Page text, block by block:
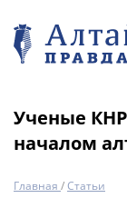
Ученые
началом
Главная /Статьи